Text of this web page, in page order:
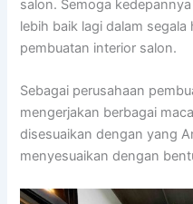
salon. Semoga
lebih baik lagi dalam
pembuatan interior salon.
Sebagai perusahaan
mengerjakan berbagai
disesuaikan dengan yang
menyesuaikan dengan